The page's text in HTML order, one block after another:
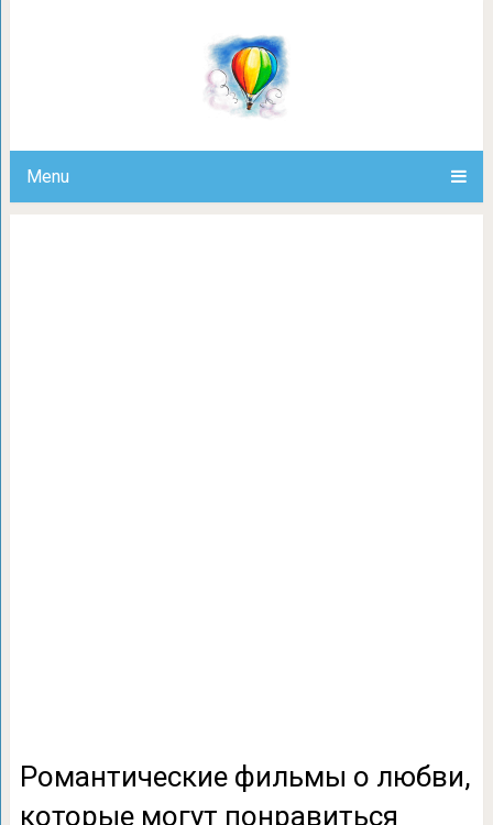
Menu
Романтические фильмы о любви,
Романтические фильмы о любви,
которые могут понравиться